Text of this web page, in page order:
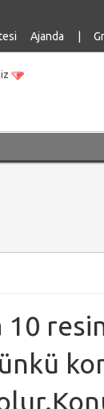
Ajanda